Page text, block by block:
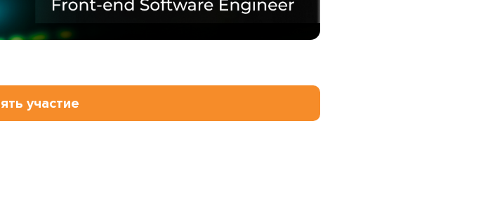
участие